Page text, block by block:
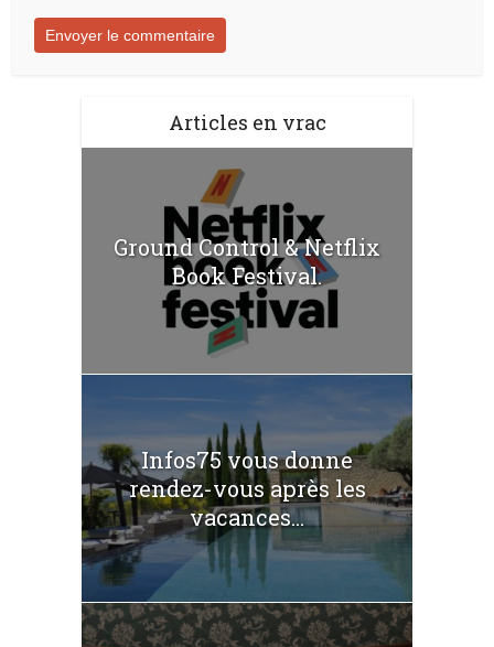
Articles en vrac
Ground Control & Netflix
Book Festival.
Infos75 vous donne
rendez-vous après les
vacances...